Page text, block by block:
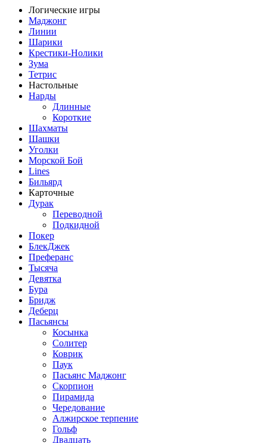
Логические игры
Маджонг
Линии
Шарики
Крестики-Нолики
Зума
Тетрис
Настольные
Нарды
Длинные
Короткие
Шахматы
Шашки
Уголки
Морской Бой
Lines
Бильярд
Карточные
Дурак
Переводной
Подкидной
Покер
БлекДжек
Преферанс
Тысяча
Девятка
Бура
Бридж
Деберц
Пасьянсы
Косынка
Солитер
Коврик
Паук
Пасьянс Маджонг
Скорпион
Пирамида
Чередование
Алжирское терпение
Гольф
Двадцать